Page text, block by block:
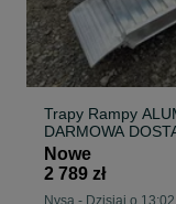
Trapy Rampy
DARMOWA
dzień roboczy]
Nowe
2 789 zł